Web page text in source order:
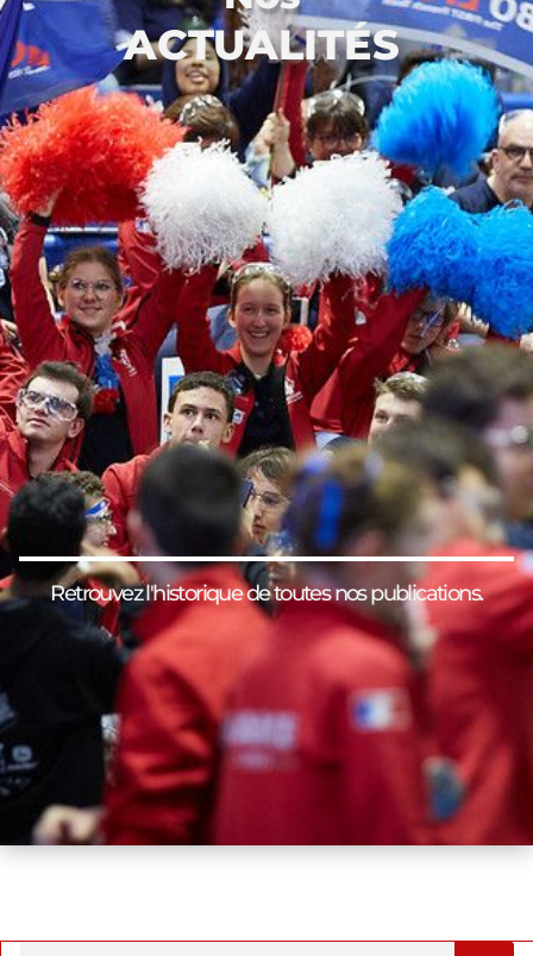
ACTUALITÉS
Retrouvez l'historique de toutes nos publications.